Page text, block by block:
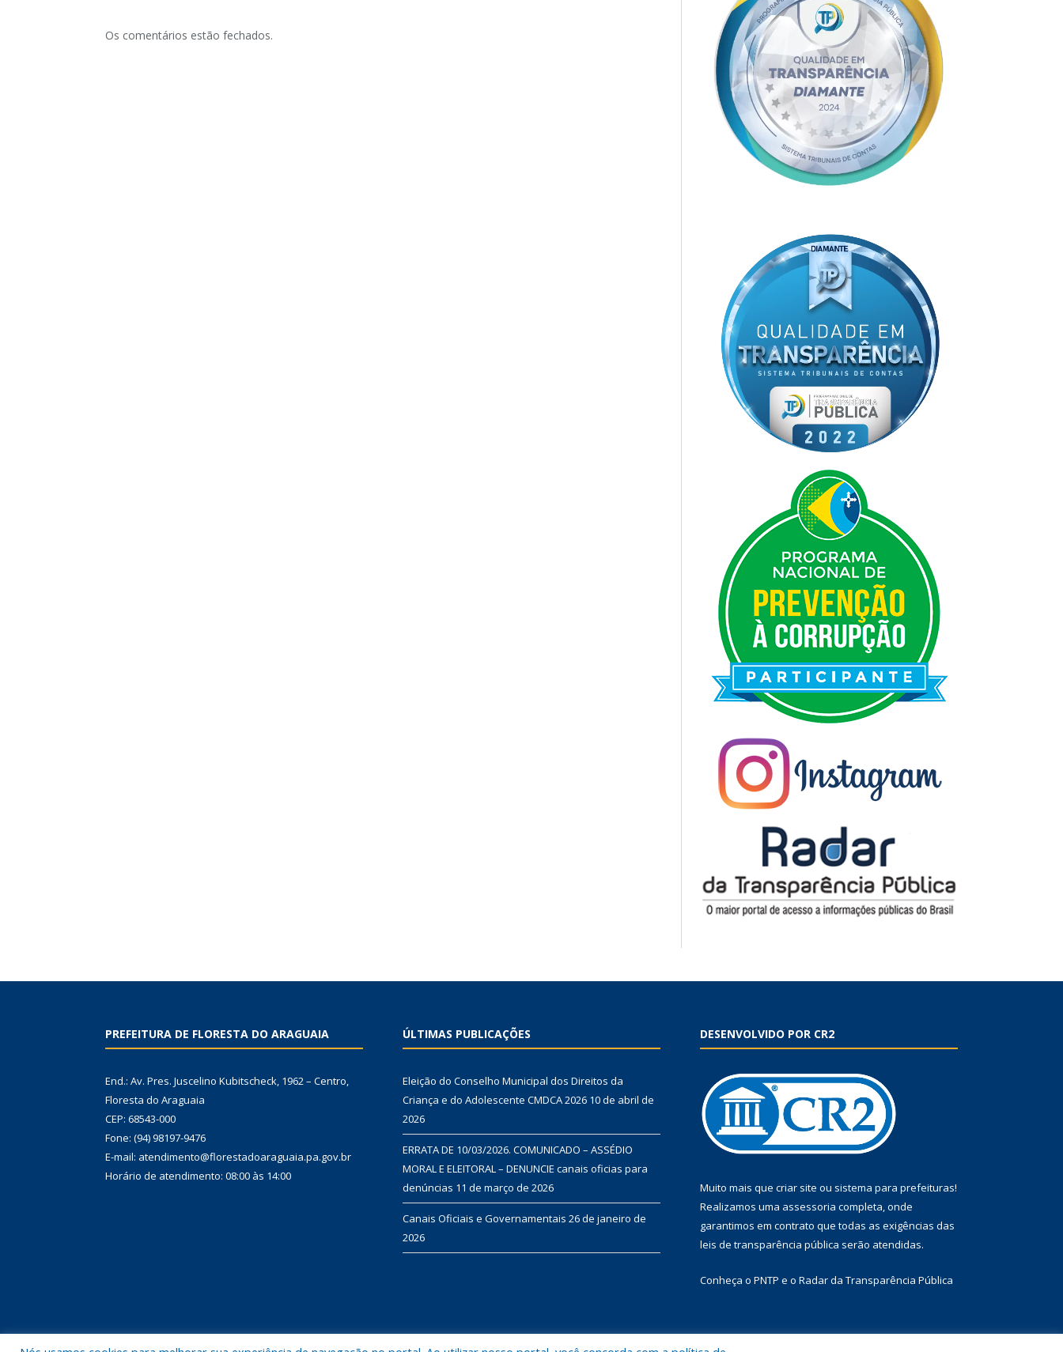
Os comentários estão fechados.
PREFEITURA DE FLORESTA DO ARAGUAIA
End.: Av. Pres. Juscelino Kubitscheck, 1962 – Centro,
Floresta do Araguaia
CEP: 68543-000
Fone: (94) 98197-9476
E-mail: atendimento@florestadoaraguaia.pa.gov.br
Horário de atendimento: 08:00 às 14:00
ÚLTIMAS PUBLICAÇÕES
Eleição do Conselho Municipal dos Direitos da
Criança e do Adolescente CMDCA 2026 10 de abril de
2026
ERRATA DE 10/03/2026. COMUNICADO – ASSÉDIO
MORAL E ELEITORAL – DENUNCIE canais oficias para
denúncias 11 de março de 2026
Canais Oficiais e Governamentais 26 de janeiro de
2026
DESENVOLVIDO POR CR2
Muito mais que criar site ou sistema para prefeituras!
Realizamos uma assessoria completa, onde
garantimos em contrato que todas as exigências das
leis de transparência pública serão atendidas.
Conheça o PNTP e o Radar da Transparência Pública